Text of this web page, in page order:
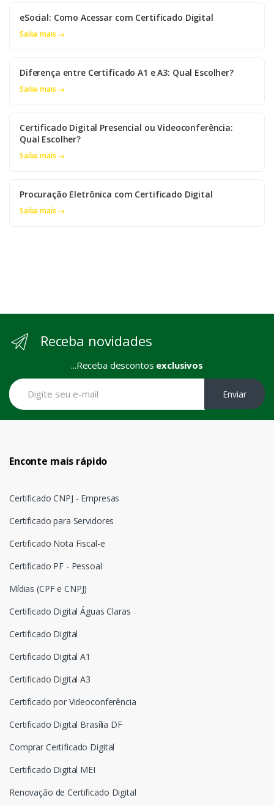
eSocial: Como Acessar com Certificado Digital
Saiba mais →
Diferença entre Certificado A1 e A3: Qual Escolher?
Saiba mais →
Certificado Digital Presencial ou Videoconferência:
Qual Escolher?
Saiba mais →
Procuração Eletrônica com Certificado Digital
Saiba mais →
Receba novidades
...Receba descontos exclusivos
Enviar
Enconte mais rápido
Certificado CNPJ - Empresas
Certificado para Servidores
Certificado Nota Fiscal-e
Certificado PF - Pessoal
Mídias (CPF e CNPJ)
Certificado Digital Águas Claras
Certificado Digital
Certificado Digital A1
Certificado Digital A3
Certificado por Videoconferência
Certificado Digital Brasília DF
Comprar Certificado Digital
Certificado Digital MEI
Renovação de Certificado Digital